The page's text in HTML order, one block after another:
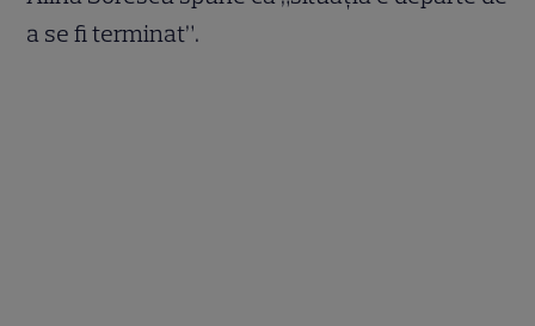
a se fi terminat”.